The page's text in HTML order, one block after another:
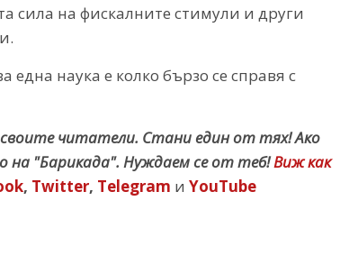
сила на фискалните стимули и други
наука е колко бързо се справя с
читатели. Стани един от тях! Ако
на "Барикада". Нуждаем се от теб!Виж как
, Twitter, Telegram и YouTube